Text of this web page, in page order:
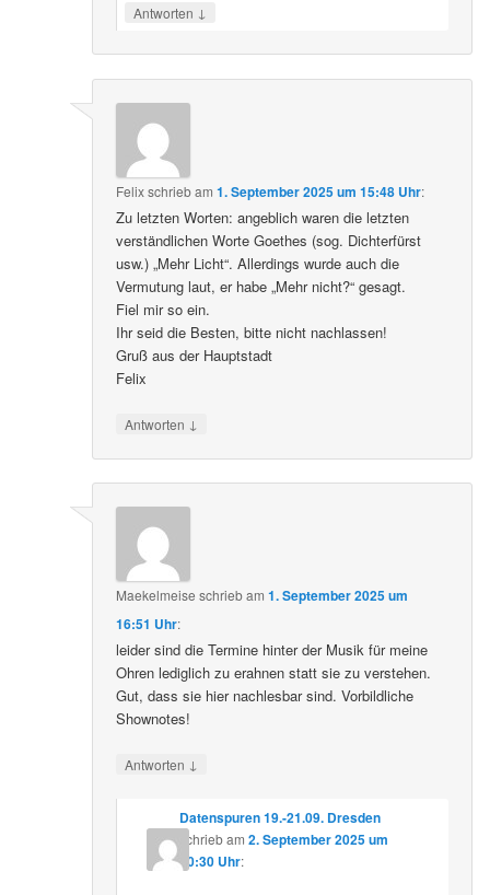
Antworten ↓
Felixschriebam1. September 2025 um 15:48 Uhr:
Zu letzten Worten: angeblich waren die letzten
verständlichen Worte Goethes (sog. Dichterfürst
usw.) „Mehr Licht“. Allerdings wurde auch die
Vermutung laut, er habe „Mehr nicht?“ gesagt.
Fiel mir so ein.
Ihr seid die Besten, bitte nicht nachlassen!
Gruß aus der Hauptstadt
Felix
Antworten ↓
Maekelmeise schriebam1. September 2025 um
16:51 Uhr:
leider sind die Termine hinter der Musik für meine
Ohren lediglich zu erahnen statt sie zu verstehen.
Gut, dass sie hier nachlesbar sind. Vorbildliche
Shownotes!
Antworten ↓
Datenspuren 19.-21.09. Dresden
schriebam 2. September 2025 um
10:30 Uhr: